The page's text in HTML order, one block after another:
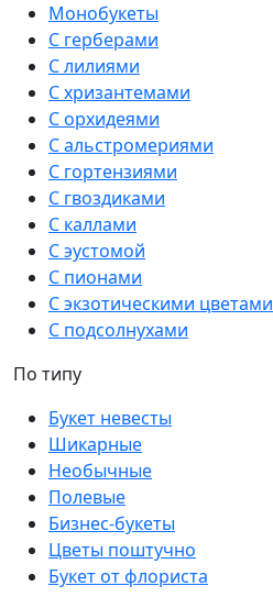
Монобукеты
С герберами
С лилиями
С хризантемами
С орхидеями
С альстромериями
С гортензиями
С гвоздиками
С каллами
С эустомой
С пионами
С экзотическими цветами
С подсолнухами
По типу
Букет невесты
Шикарные
Необычные
Полевые
Бизнес-букеты
Цветы поштучно
Букет от флориста